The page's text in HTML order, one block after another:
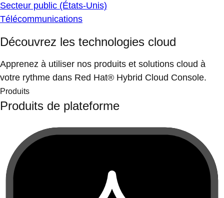
Secteur public (États-Unis)
Télécommunications
Découvrez les technologies cloud
Apprenez à utiliser nos produits et solutions cloud à
votre rythme dans Red Hat® Hybrid Cloud Console.
Produits
Produits de plateforme